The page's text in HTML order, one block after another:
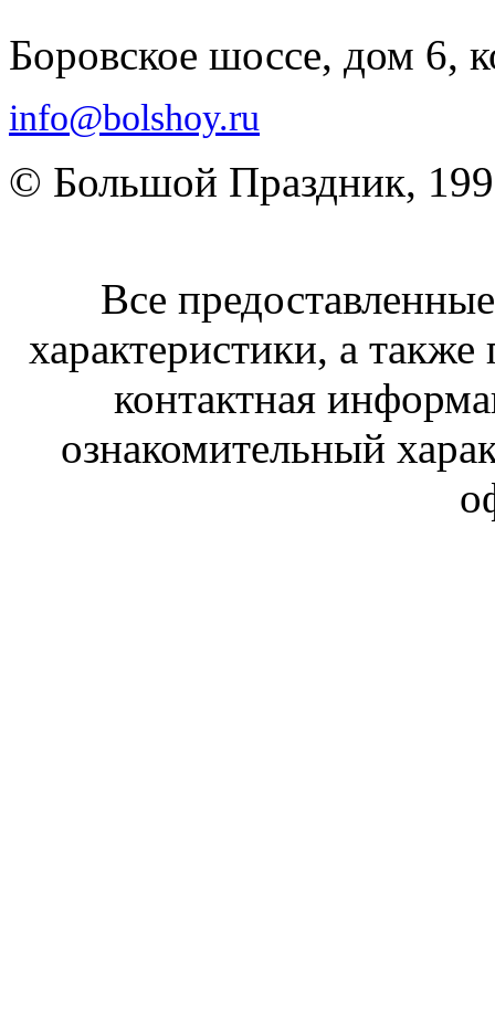
Боровское шоссе, дом 6,
info@bolshoy.ru
© Большой Праздник,
Все
характеристики, а также
контактная
ознакомительный